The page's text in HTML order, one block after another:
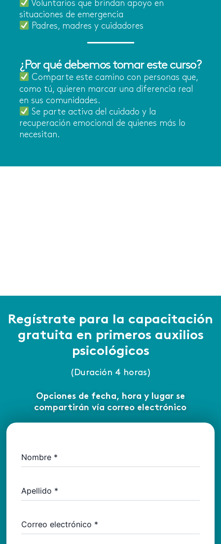
Voluntarios que brindan apoyo en
situaciones de emergencia
Padres, madres y cuidadores
¿Por qué debemos tomar este curso?
Comparte este camino con personas que,
como tú, quieren marcar una diferencia real
en sus comunidades.
Se parte activa del cuidado y la
recuperación emocional de quienes más lo
necesitan.
Regístrate para la capacitación
gratuita en primeros auxilios
psicológicos
(Duración 4 horas)
Opciones de fecha, hora y lugar se
compartirán vía correo electrónico
Nombre *
Apellido *
Correo electrónico *